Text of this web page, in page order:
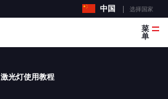
中国 选择国家
菜
单
激光灯使用教程